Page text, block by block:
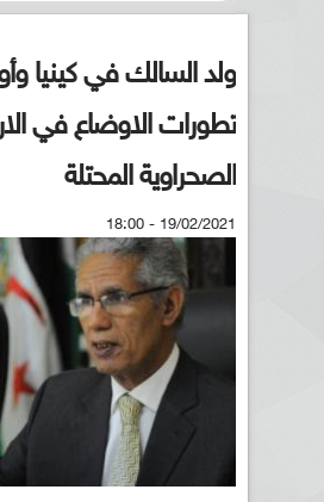
ولد السالك في كينيا
تطورات الاوضاع في
الصحراوية المحتلة
19/02/2021 - 18:00